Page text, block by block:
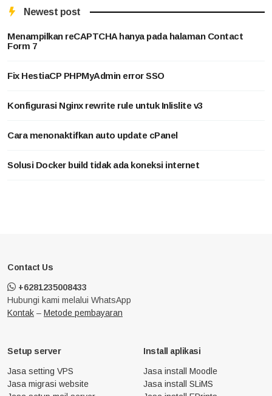
Newest post
Menampilkan reCAPTCHA hanya pada halaman Contact
Form 7
Fix HestiaCP PHPMyAdmin error SSO
Konfigurasi Nginx rewrite rule untuk Inlislite v3
Cara menonaktifkan auto update cPanel
Solusi Docker build tidak ada koneksi internet
Contact Us
+6281235008433
Hubungi kami melalui WhatsApp
Kontak – Metode pembayaran
Setup server
Jasa setting VPS
Jasa migrasi website
Install aplikasi
Jasa install Moodle
Jasa install SLiMS